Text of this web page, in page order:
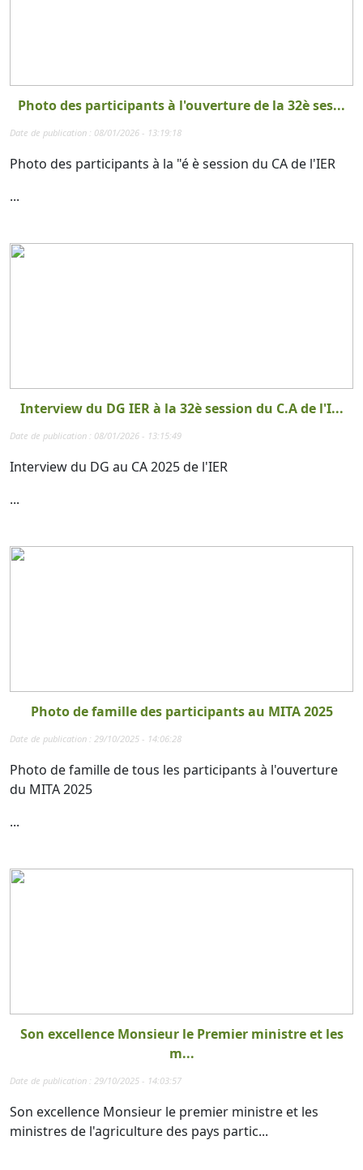
Photo des participants à l'ouverture de la 32è ses...
Date de publication : 08/01/2026 - 13:19:18
Photo des participants à la "é è session du CA de l'IER
...
Interview du DG IER à la 32è session du C.A de l'I...
Date de publication : 08/01/2026 - 13:15:49
Interview du DG au CA 2025 de l'IER
...
Photo de famille des participants au MITA 2025
Date de publication : 29/10/2025 - 14:06:28
Photo de famille de tous les participants à l'ouverture
du MITA 2025
...
Son excellence Monsieur le Premier ministre et les
m...
Date de publication : 29/10/2025 - 14:03:57
Son excellence Monsieur le premier ministre et les
ministres de l'agriculture des pays partic...